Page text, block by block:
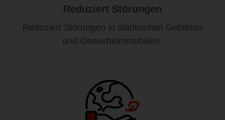
Reduziert Störungen
Reduziert Störungen in städtischen Gebieten
und Gewerbeimmobilien.